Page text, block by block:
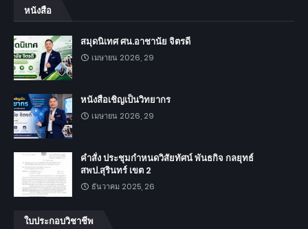
หนังสือ
สมุดนิเทศ ศน.อาชานัย จิตรดี
เมษายน 2026, 29
หนังสือเชิญเป็นวิทยากร
เมษายน 2026, 29
คำสั่ง ประชุมกำหนดวิสัยทัศน์ พันธกิจ กลยุทธ์
สพป.สุรินทร์ เขต 2
ธันวาคม 2025, 26
ใบประกอบวิชาชีพ